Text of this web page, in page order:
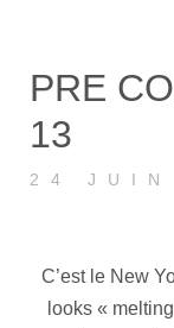
PRE
13
24
C’est le New
looks «